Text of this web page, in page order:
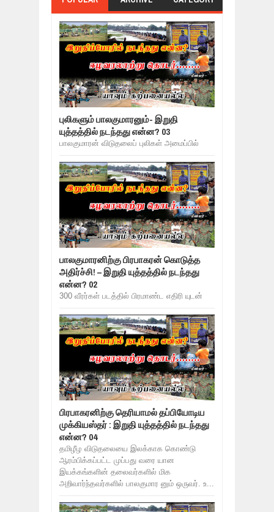
புலிகளும் பாலகுமாரனும்- இறுதி
யுத்தத்தில் நடந்தது என்ன? 03
பாலகுமாரன் விடுதலைப் புலிகள் அமைப்பில்
பாலகுமாரனிற்கு பிரபாகரன் கொடுத்த
அதிர்ச்சி! – இறுதி யுத்தத்தில் நடந்தது
என்ன? 02
300 வீரர்கள் படத்தில் பிரமாண்ட எதிரி யுடன்
பிரபாகரனிற்கு தெரியாமல் தப்பியோடிய
முக்கியஸ்தர் : இறுதி யுத்தத்தில் நடந்தது
என்ன? 04
தமிழீழ விடுதலையை இலக்காக கொண்டு
ஆரம்பிக்கப்பட்ட முப்பது வரை யான
இயக்கங்களின் தலைவர்களில் மிக
அறிவார்ந்தவர்களில் பாலகுமார னும் ஒருவர். உ...